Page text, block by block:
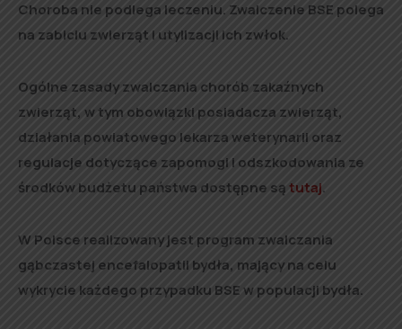
Choroba nie podlega leczeniu. Zwalczenie BSE polega
na zabiciu zwierząt i utylizacji ich zwłok.
Ogólne zasady zwalczania chorób zakaźnych
zwierząt, w tym obowiązki posiadacza zwierząt,
działania powiatowego lekarza weterynarii oraz
regulacje dotyczące zapomogi i odszkodowania ze
środków budżetu państwa dostępne sątutaj.
W Polsce realizowany jest program zwalczania
gąbczastej encefalopatii bydła, mający na celu
wykrycie każdego przypadku BSE w populacji bydła.